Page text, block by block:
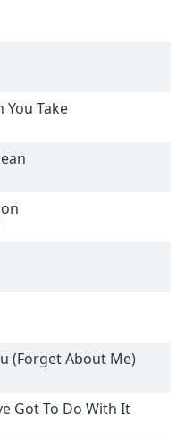
You Take
(Forget About Me)
Got To Do With It